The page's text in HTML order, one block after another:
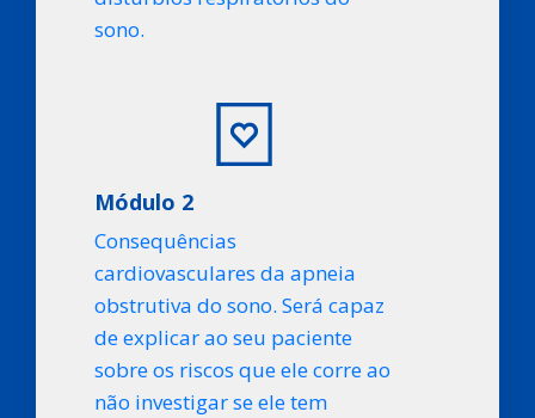
sono.
Módulo 2
Consequências
cardiovasculares da apneia
obstrutiva do sono. Será capaz
de explicar ao seu paciente
sobre os riscos que ele corre ao
não investigar se ele tem